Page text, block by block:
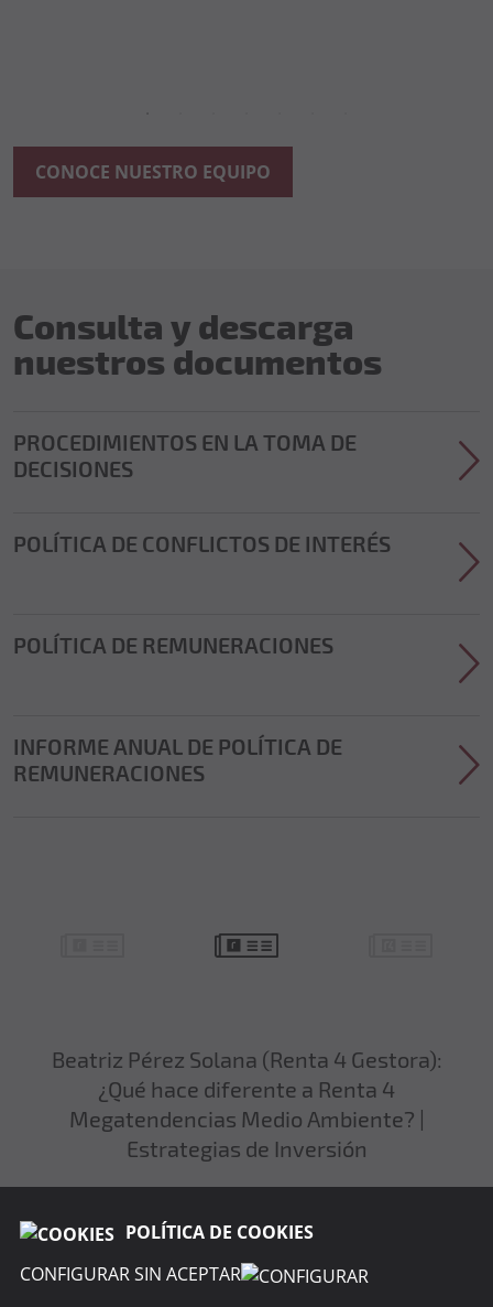
POLÍTICA DE COOKIES
CONFIGURAR SIN ACEPTAR
CONOCE NUESTRO EQUIPO
Consulta y descarga
nuestros documentos
PROCEDIMIENTOS EN LA TOMA DE
DECISIONES
POLÍTICA DE CONFLICTOS DE INTERÉS
POLÍTICA DE REMUNERACIONES
INFORME ANUAL DE POLÍTICA DE
REMUNERACIONES
Beatriz Pérez Solana (Renta 4 Gestora):
¿Qué hace diferente a Renta 4
Megatendencias Medio Ambiente? |
Estrategias de Inversión